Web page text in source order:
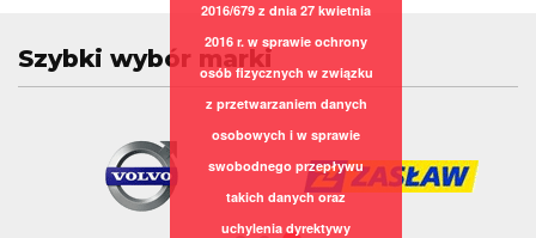
Szybki wybór marki
2016/679 z dnia 27 kwietnia
2016 r. w sprawie ochrony
osób fizycznych w związku
z przetwarzaniem danych
osobowych i w sprawie
swobodnego przepływu
takich danych oraz
uchylenia dyrektywy